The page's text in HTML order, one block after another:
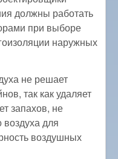
должны работать
при выборе
наружных
не решает
так как удаляет
запахов, не
воздуха для
воздушных